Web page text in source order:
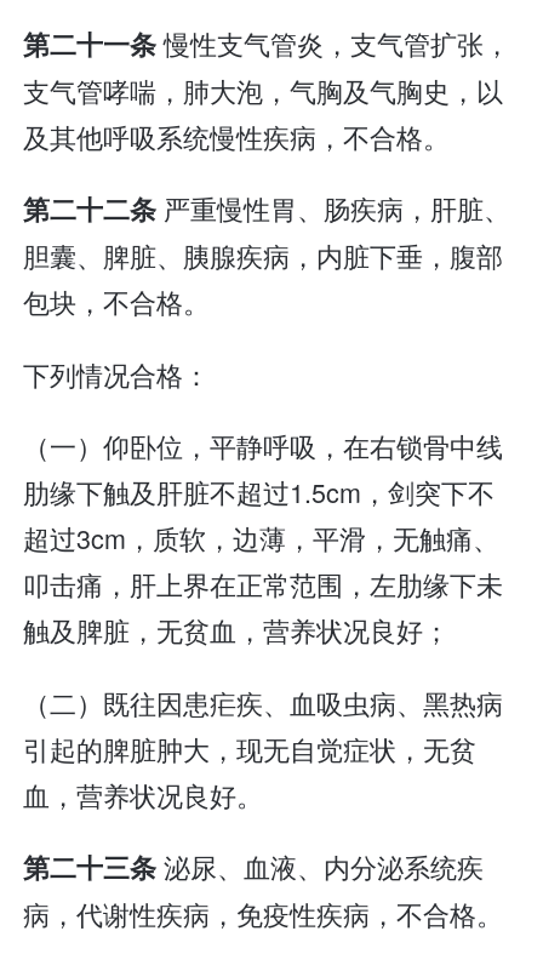
第二十一条慢性支气管炎，支气管扩张，
支气管哮喘，肺大泡，气胸及气胸史，以
及其他呼吸系统慢性疾病，不合格。
第二十二条 严重慢性胃、肠疾病，肝脏、
胆囊、脾脏、胰腺疾病，内脏下垂，腹部
包块，不合格。
下列情况合格：
（一）仰卧位，平静呼吸，在右锁骨中线
肋缘下触及肝脏不超过1.5cm，剑突下不
超过3cm，质软，边薄，平滑，无触痛、
叩击痛，肝上界在正常范围，左肋缘下未
触及脾脏，无贫血，营养状况良好；
（二）既往因患疟疾、血吸虫病、黑热病
引起的脾脏肿大，现无自觉症状，无贫
血，营养状况良好。
第二十三条泌尿、血液、内分泌系统疾
病，代谢性疾病，免疫性疾病，不合格。